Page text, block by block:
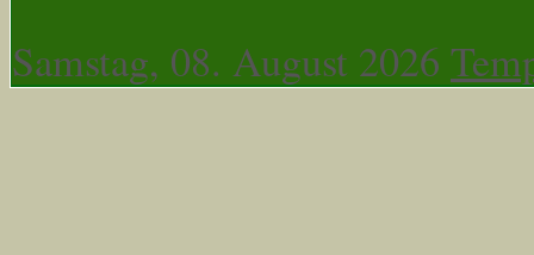
Samstag, 08. August 2026